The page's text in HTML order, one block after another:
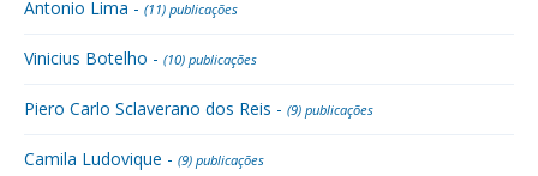
Antonio Lima - (11) publicações
Vinicius Botelho - (10) publicações
Piero Carlo Sclaverano dos Reis - (9) publicações
Camila Ludovique - (9) publicações